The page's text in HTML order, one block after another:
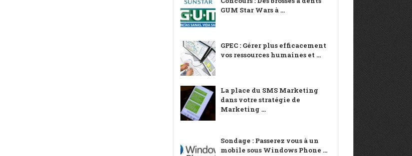
GUM Star Wars à ...
GPEC : Gérer plus efficacement
vos ressources humaines et ...
La place du SMS Marketing
dans votre stratégie de
Marketing ...
Sondage : Passerez vous à un
mobile sous Windows Phone ...